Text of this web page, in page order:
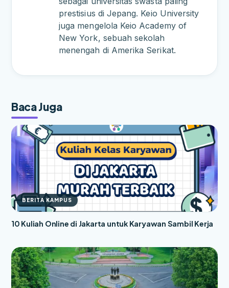
prestisius di Jepang. Keio University
juga mengelola Keio Academy of
New York, sebuah sekolah
menengah di Amerika Serikat.
Baca Juga
BERITA KAMPUS
10 Kuliah Online di Jakarta untuk Karyawan Sambil Kerja